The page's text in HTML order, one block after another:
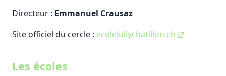
Directeur : Emmanuel Crausaz
Site officiel du cercle : ecolelullychatillon.ch
Les écoles